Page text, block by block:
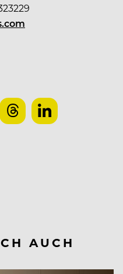
AUCH